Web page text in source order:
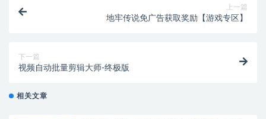
上一篇
地牢传说免广告获取奖励【游戏专区】
下一篇
视频自动批量剪辑大师-终极版
相关文章